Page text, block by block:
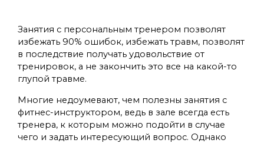
Занятия с персональным тренером позволят
избежать 90% ошибок, избежать травм, позволят
в последствие получать удовольствие от
тренировок, а не закончить это все на какой-то
глупой травме.
Многие недоумевают, чем полезны занятия с
фитнес-инструктором, ведь в зале всегда есть
тренера, к которым можно подойти в случае
чего и задать интересующий вопрос. Однако